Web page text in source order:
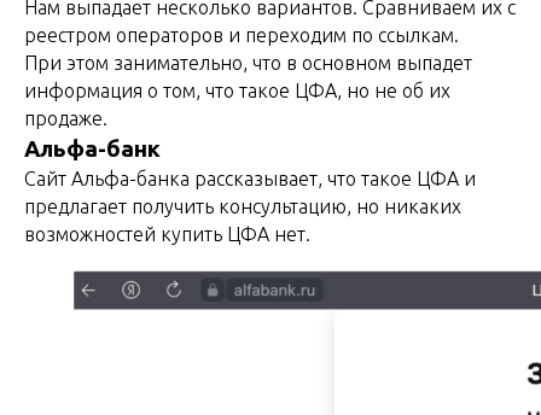
Нам выпадает несколько вариантов. Сравниваем их с
реестром операторов и переходим по ссылкам.
При этом занимательно, что в основном выпадет
информация о том, что такое ЦФА, но не об их
продаже.
Альфа-банк
Сайт Альфа-банка рассказывает, что такое ЦФА и
предлагает получить консультацию, но никаких
возможностей купить ЦФА нет.